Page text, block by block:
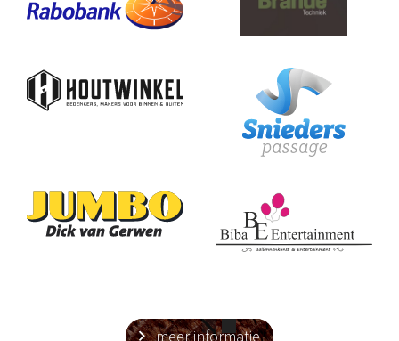
 meer informatie